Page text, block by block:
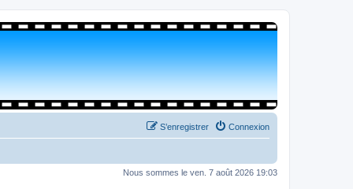
Connexion
S’enregistrer
Nous sommes le ven. 7 août 2026 19:03